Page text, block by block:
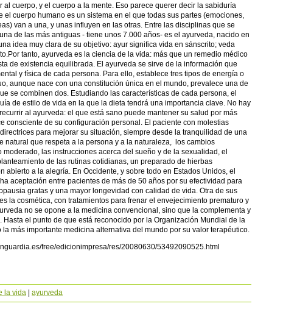
al cuerpo, y el cuerpo a la mente. Eso parece querer decir la sabiduría
el cuerpo humano es un sistema en el que todas sus partes (emociones,
van a una, y unas influyen en las otras. Entre las disciplinas que se
de las más antiguas - tiene unos 7.000 años- es el ayurveda, nacido en
idea muy clara de su objetivo: ayur significa vida en sánscrito; veda
tanto, ayurveda es la ciencia de la vida: más que un remedio médico
de existencia equilibrada. El ayurveda se sirve de la información que
y física de cada persona. Para ello, establece tres tipos de energía o
aunque nace con una constitución única en el mundo, prevalece una de
se combinen dos. Estudiando las características de cada persona, el
de estilo de vida en la que la dieta tendrá una importancia clave. No hay
al ayurveda: el que está sano puede mantener su salud por más
consciente de su configuración personal. El paciente con molestias
para mejorar su situación, siempre desde la tranquilidad de una
natural que respeta a la persona y a la naturaleza, los cambios
moderado, las instrucciones acerca del sueño y de la sexualidad, el
de las rutinas cotidianas, un preparado de hierbas
abierto a la alegría. En Occidente, y sobre todo en Estados Unidos, el
aceptación entre pacientes de más de 50 años por su efectividad para
gratas y una mayor longevidad con calidad de vida. Otra de sus
la cosmética, con tratamientos para frenar el envejecimiento prematuro y
no se opone a la medicina convencional, sino que la complementa y
Hasta el punto de que está reconocido por la Organización Mundial de la
más importante medicina alternativa del mundo por su valor terapéutico.
free/edicionimpresa/res/20080630/53492090525.html
la vida | ayurveda